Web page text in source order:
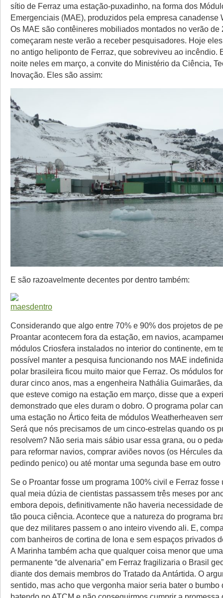
sítio de Ferraz uma estação-puxadinho, na forma dos
Emergenciais (MAE), produzidos pela empresa canadense
Os MAE são contêineres mobiliados montados no verão de
começaram neste verão a receber pesquisadores. Hoje
no antigo heliponto de Ferraz, que sobreviveu ao incêndio.
noite neles em março, a convite do Ministério da Ciência,
Inovação. Eles são assim:
E são razoavelmente decentes por dentro também:
Considerando que algo entre 70% e 90% dos projetos de
Proantar acontecem fora da estação, em navios,
módulos Criosfera instalados no interior do continente, em
possível manter a pesquisa funcionando nos MAE
polar brasileira ficou muito maior que Ferraz. Os módulos
durar cinco anos, mas a engenheira Nathália Guimarães,
que esteve comigo na estação em março, disse que a
demonstrado que eles duram o dobro. O programa polar
uma estação no Ártico feita de módulos Weatherheaven
Será que nós precisamos de um cinco-estrelas quando os
resolvem? Não seria mais sábio usar essa grana, ou o
para reformar navios, comprar aviões novos (os Hércules
pedindo penico) ou até montar uma segunda base em outro
Se o Proantar fosse um programa 100% civil e Ferraz fosse
qual meia dúzia de cientistas passassem três meses por
embora depois, definitivamente não haveria necessidade
tão pouca ciência. Acontece que a natureza do programa
que dez militares passem o ano inteiro vivendo ali. E,
com banheiros de cortina de lona e sem espaços privados
A Marinha também acha que qualquer coisa menor que
permanente “de alvenaria” em Ferraz fragilizaria o Brasil
diante dos demais membros do Tratado da Antártida. O
sentido, mas acho que vergonha maior seria bater o bumbo